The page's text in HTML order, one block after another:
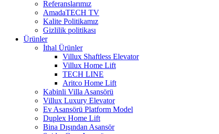
Referanslarımız
AmadaTECH TV
Kalite Politikamız
Gizlilik politikası
Ürünler
İthal Ürünler
Villux Shaftless Elevator
Villux Home Lift
TECH LINE
Aritco Home Lift
Kabinli Villa Asansörü
Villux Luxury Elevator
Ev Asansörü Platform Model
Duplex Home Lift
Bina Dışından Asansör